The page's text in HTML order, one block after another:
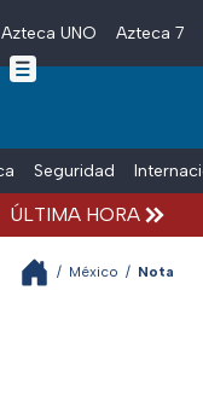
Skip to main content
Azteca UNO Azteca 7
Seguridad
ÚLTIMA HORA
/ México / Nota